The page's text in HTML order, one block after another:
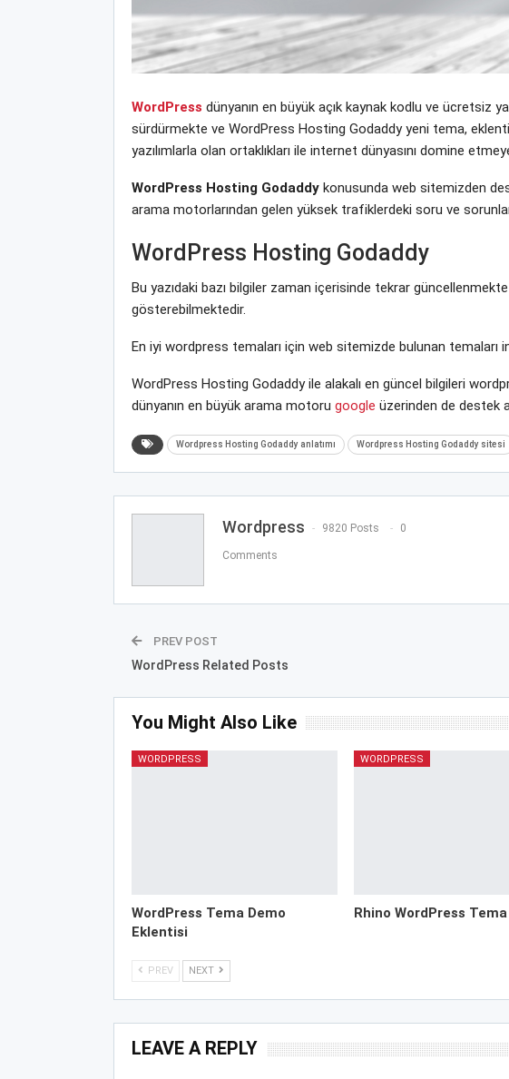
WordPress dünyanın en büyük açık kaynak kodlu ve ücretsiz
sürdürmekte ve WordPress Hosting Godaddy yeni tema,
yazılımlarla olan ortaklıkları ile internet dünyasını domine
WordPress Hosting Godaddykonusunda web sitemizden
arama motorlarından gelen yüksek trafiklerdeki soru ve
WordPress Hosting Godaddy
Bu yazıdaki bazı bilgiler zaman içerisinde tekrar
gösterebilmektedir.
En iyi wordpress temaları için web sitemizde bulunan temaları
WordPress Hosting Godaddy ile alakalı en güncel bilgileri
dünyanın en büyük arama motoru google üzerinden de destek
Wordpress Hosting Godaddy anlatımı Wordpress Hosting Godaddy sitesi
Wordpress 9820 Posts 0
Comments
PREV POST
WordPress Related Posts
You Might Also Like
WORDPRESS
WordPress Tema Demo
Eklentisi
WORDPRESS
Rhino WordPress
PREV NEXT
LEAVE A REPLY